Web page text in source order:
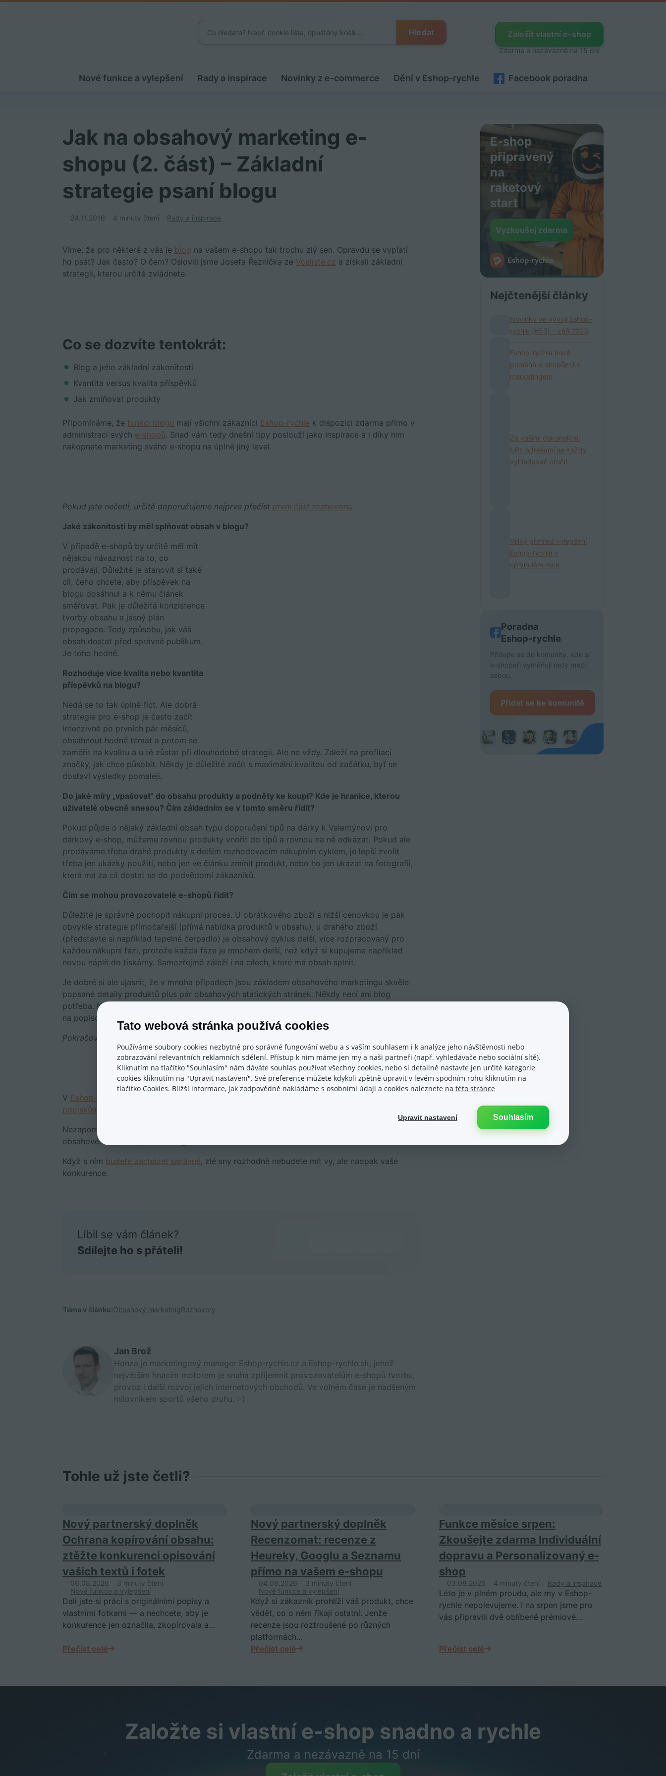
Hledat Založit vlastní e-shop
Zdarma a nezávazně na 15 dní
Nové funkce a vylepšení Rady a inspirace Novinky z e-commerce Dění v Eshop-rychle Facebook poradna
Jak na obsahový marketing e-
shopu (2. část) – Základní
strategie psaní blogu
24.11.2016 4 minuty čtení Rady a inspirace
Víme, že pro některé z vás je blog na vašem e-shopu tak trochu zlý sen. Opravdu se vyplatí
ho psát? Jak často? O čem? Oslovili jsme Josefa Řezníčka ze Vceliste.cz a získali základní
strategii, kterou určitě zvládnete.
Co se dozvíte tentokrát:
Blog a jeho základní zákonitosti
Kvantita versus kvalita příspěvků
Jak zmiňovat produkty
Připomínáme, že funkci blogu mají všichni zákazníci Eshop-rychle k dispozici zdarma přímo v
administraci svých e-shopů. Snad vám tedy dnešní tipy poslouží jako inspirace a i díky nim
nakopnete marketing svého e-shopu na úplně jiný level.
Pokud jste nečetli, určitě doporučujeme nejprve přečíst první část rozhovoru.
Jaké zákonitosti by měl splňovat obsah v blogu?
V případě e-shopů by určitě měl mít
nějakou návaznost na to, co
prodávají. Důležité je stanovit si také
cíl, čeho chcete, aby příspěvek na
blogu dosáhnul a k němu článek
směřovat. Pak je důležitá konzistence
tvorby obsahu a jasný plán
propagace. Tedy způsobu, jak váš
obsah dostat před správné publikum.
Je toho hodně.
Rozhoduje více kvalita nebo kvantita
příspěvků na blogu?
Nedá se to tak úplně říct. Ale dobrá
strategie pro e-shop je často začít
intenzivně po prvních pár měsíců,
obsáhnout hodně témat a potom se
zaměřit na kvalitu a u té zůstat při dlouhodobé strategii. Ale ne vždy. Záleží na profilaci
značky, jak chce působit. Někdy je důležité začít s maximální kvalitou od začátku, byť se
dostaví výsledky pomaleji.
Do jaké míry „vpašovat“ do obsahu produkty a podněty ke koupi? Kde je hranice, kterou
uživatelé obecně snesou? Čím základním se v tomto směru řídit?
Pokud půjde o nějaký základní obsah typu doporučení tipů na dárky k Valentýnovi pro
dárkový e-shop, můžeme rovnou produkty vnořit do tipů a rovnou na ně odkázat. Pokud ale
prodáváme třeba drahé produkty s delším rozhodovacím nákupním cyklem, je lepší zvolit
třeba jen ukázky použití, nebo jen ve článku zmínit produkt, nebo ho jen ukázat na fotografii,
která má za cíl dostat se do podvědomí zákazníků.
Čím se mohou provozovatelé e-shopů řídit?
Důležité je správně pochopit nákupní proces. U obrátkového zboží s nižší cenovkou je pak
obvykle strategie přímočařejší (přímá nabídka produktů v obsahu), u drahého zboží
(představte si například tepelné čerpadlo) je obsahový cyklus delší, více rozpracovaný pro
každou nákupní fázi, protože každá fáze je mnohem delší, než když si kupujeme například
novou náplň do tiskárny. Samozřejmě záleží i na cílech, které má obsah splnit.
Je dobré si ale ujasnit, že v mnoha případech jsou základem obsahového marketingu skvěle
popsané detaily produktů plus pár obsahových statických stránek. Někdy není ani blog
potřeba. Například na
na popiscích produktů, a skvěle jim to funguje.
Pokračovat můžete závěrečnou,
V Eshop-rychle
popiskům se do detailu věnuje
Nezapomeňte, že blog je „jen“ jedním z mnoha puzzle dílků, ze kterých se skládá strategie
obsahového (content) marketingu.
Když s ním budete zacházet správně, zlé sny rozhodně nebudete mít vy, ale naopak vaše
konkurence.
Líbil se vám článek?
Sdílejte ho s přáteli!
Téma v článku:Obsahový marketingRozhovory
Jan Brož
Honza je marketingový manager Eshop-rychle.cz a Eshop-rychlo.sk, jehož
největším hnacím motorem je snaha zpříjemnit provozovatelům e-shopů tvorbu,
provoz i další rozvoj jejich internetových obchodů. Ve volném čase je nadšeným
milovníkem sportů všeho druhu. :-)
E-shop
připravený
na
raketový
start
Vyzkoušej zdarma
Nejčtenější články
Novinky ve vývoji Eshop-
rychle (#53) – září 2023
Eshop-rychle nově
pomáhá e-shopům i s
marketingem
Za vašimi dokonalými
URL adresami se každý
vyhledávač otočí!
Velký přehled vylepšení
Eshop-rychle v
uplynulém roce
Poradna
Eshop-rychle
Přidejte se do komunity, kde si
e-shopaři vyměňují rady mezi
sebou.
Přidat se ke komunitě
Tohle už jste četli?
Nový partnerský doplněk
Ochrana kopírování obsahu:
ztěžte konkurenci opisování
vašich textů i fotek
06.08.2026
3 minuty čtení
Nové funkce a vylepšení
Dali jste si práci s originálními popisy a
vlastními fotkami — a nechcete, aby je
konkurence jen označila, zkopírovala a…
Přečíst celé
Nový partnerský doplněk
Recenzomat: recenze z
Heureky, Googlu a Seznamu
přímo na vašem e-shopu
04.08.2026
3 minuty čtení
Nové funkce a vylepšení
Když si zákazník prohlíží váš produkt, chce
vědět, co o něm říkají ostatní. Jenže
recenze jsou roztroušené po různých
platformách…
Přečíst celé
Funkce měsíce srpen:
Zkoušejte zdarma Individuální
dopravu a Personalizovaný e-
shop
03.08.2026 4 minuty čtení Rady a inspirace
Léto je v plném proudu, ale my v Eshop-
rychle nepolevujeme. I na srpen jsme pro
vás připravili dvě oblíbené prémiové…
Přečíst celé
Založte si vlastní e-shop snadno a rychle
Zdarma a nezávazně na 15 dní
Tato webová stránka používá cookies
Používáme soubory cookies nezbytné pro správné fungování webu a s vaším souhlasem i k analýze jeho návštěvnosti nebo
zobrazování relevantních reklamních sdělení. Přístup k nim máme jen my a naši partneři (např. vyhledávače nebo sociální sítě).
Kliknutím na tlačítko "Souhlasím" nám dáváte souhlas používat všechny cookies, nebo si detailně nastavte jen určité kategorie
cookies kliknutím na "Upravit nastavení". Své preference můžete kdykoli zpětně upravit v levém spodním rohu kliknutím na
tlačítko Cookies. Bližší informace, jak zodpovědně nakládáme s osobními údaji a cookies naleznete na této stránce
Souhlasím
Upravit nastavení